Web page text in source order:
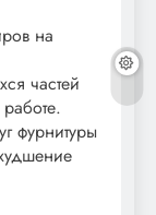
на
частей
фурнитуры